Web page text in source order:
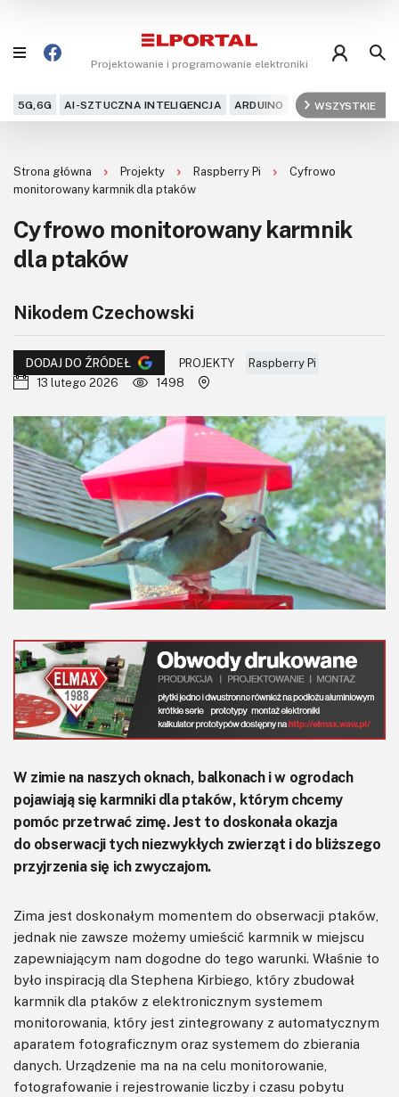
Projektowanie i programowanie elektroniki
5G,6G AI-SZTUCZNA INTELIGENCJA ARDUINO ARM AUDIO
WSZYSTKIE
Projekty
Kursy
DIY+
Czytelnia
Dla Ciebie
Kontakt
Newsletter
Magazyny
Archiwum
Do pobrania
Strona główna Projekty Raspberry Pi
Cyfrowo
monitorowany karmnik dla ptaków
Cyfrowo monitorowany karmnik
dla ptaków
Nikodem Czechowski
DODAJ DO ŹRÓDEŁ PROJEKTY
Raspberry Pi
13 lutego 2026
1498
W zimie na naszych oknach, balkonach i w ogrodach
pojawiają się karmniki dla ptaków, którym chcemy
pomóc przetrwać zimę. Jest to doskonała okazja
do obserwacji tych niezwykłych zwierząt i do bliższego
przyjrzenia się ich zwyczajom.
Zima jest doskonałym momentem do obserwacji ptaków,
jednak nie zawsze możemy umieścić karmnik w miejscu
zapewniającym nam dogodne do tego warunki. Właśnie to
było inspiracją dla Stephena Kirbiego, który zbudował
karmnik dla ptaków z elektronicznym systemem
monitorowania, który jest zintegrowany z automatycznym
aparatem fotograficznym oraz systemem do zbierania
danych. Urządzenie ma na na celu monitorowanie,
fotografowanie i rejestrowanie liczby i czasu pobytu